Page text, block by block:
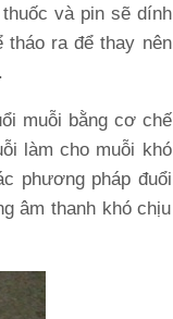
và pin sẽ dính
ra để thay nên
muỗi bằng cơ chế
làm cho muỗi khó
phương pháp đuổi
âm thanh khó chịu